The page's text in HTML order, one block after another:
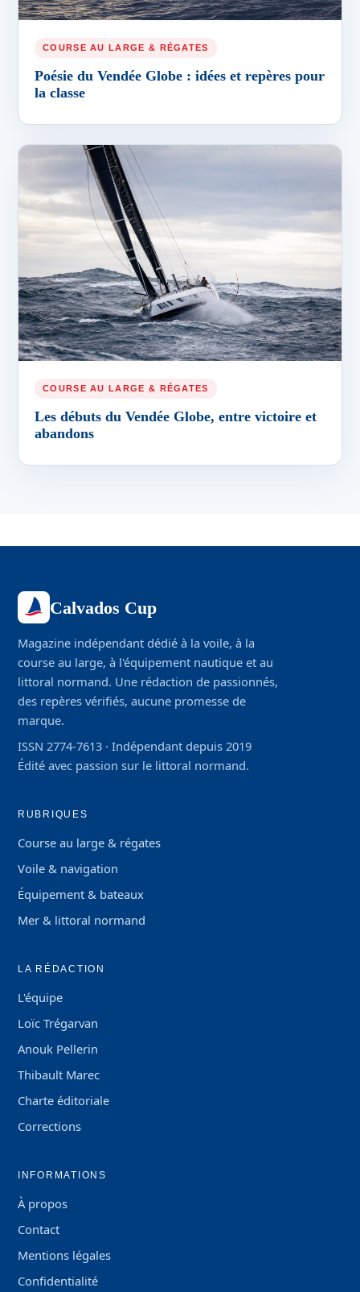
COURSE AU LARGE & RÉGATES
Poésie du Vendée Globe : idées et repères pour
la classe
COURSE AU LARGE & RÉGATES
Les débuts du Vendée Globe, entre victoire et
abandons
Calvados Cup
Magazine indépendant dédié à la voile, à la
course au large, à l'équipement nautique et au
littoral normand. Une rédaction de passionnés,
des repères vérifiés, aucune promesse de
marque.
ISSN 2774-7613 · Indépendant depuis 2019
Édité avec passion sur le littoral normand.
RUBRIQUES
Course au large & régates
Voile & navigation
Équipement & bateaux
Mer & littoral normand
LA RÉDACTION
L'équipe
Loïc Trégarvan
Anouk Pellerin
Thibault Marec
Charte éditoriale
Corrections
INFORMATIONS
À propos
Contact
Mentions légales
Confidentialité